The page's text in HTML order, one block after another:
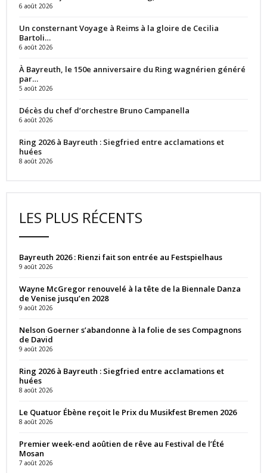
6 août 2026
Un consternant Voyage à Reims à la gloire de Cecilia
Bartoli…
6 août 2026
À Bayreuth, le 150e anniversaire du Ring wagnérien généré
par…
5 août 2026
Décès du chef d’orchestre Bruno Campanella
6 août 2026
Ring 2026 à Bayreuth : Siegfried entre acclamations et
huées
8 août 2026
LES PLUS RÉCENTS
Bayreuth 2026 : Rienzi fait son entrée au Festspielhaus
9 août 2026
Wayne McGregor renouvelé à la tête de la Biennale Danza
de Venise jusqu’en 2028
9 août 2026
Nelson Goerner s’abandonne à la folie de ses Compagnons
de David
9 août 2026
Ring 2026 à Bayreuth : Siegfried entre acclamations et
huées
8 août 2026
Le Quatuor Ébène reçoit le Prix du Musikfest Bremen 2026
8 août 2026
Premier week-end aoûtien de rêve au Festival de l’Été
Mosan
7 août 2026